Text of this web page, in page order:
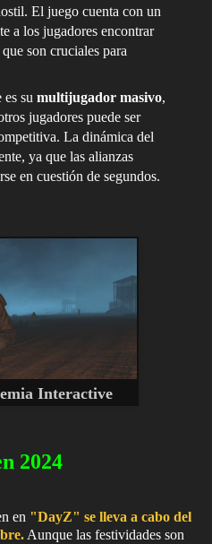
El juego cuenta con un
a los jugadores encontrar
son cruciales para
su multijugador masivo,
jugadores puede ser
La dinámica del
ya que las alianzas
en cuestión de segundos.
Interactive
2024
en "DayZ" se lleva a cabo del
Aunque las festividades son